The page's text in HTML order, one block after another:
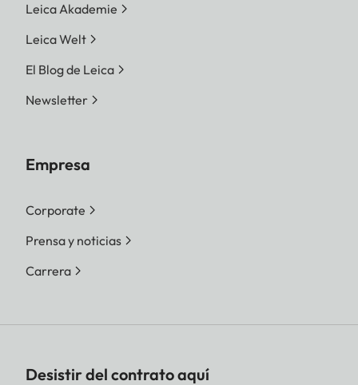
Leica Akademie
Leica Welt
El Blog de Leica
Newsletter
Empresa
Corporate
Prensa y noticias
Carrera
Desistir del contrato aquí